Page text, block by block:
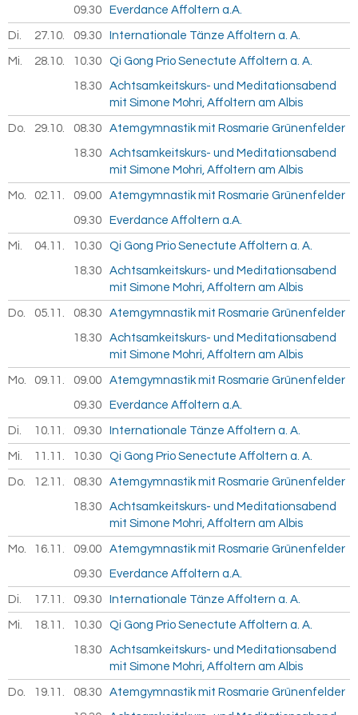
09.30 Everdance Affoltern a.A.
Di. 27.10. 2026
09.30 Internationale Tänze Affoltern a. A.
Mi. 28.10. 2026
10.30 Qi Gong Prio Senectute Affoltern a. A.
18.30
Achtsamkeitskurs- und Meditationsabend
mit Simone Mohri, Affoltern am Albis
Do. 29.10. 2026
08.30 Atemgymnastik mit Rosmarie Grünenfelder
18.30
Achtsamkeitskurs- und Meditationsabend
mit Simone Mohri, Affoltern am Albis
Mo. 02.11. 2026
09.00 Atemgymnastik mit Rosmarie Grünenfelder
09.30 Everdance Affoltern a.A.
Mi. 04.11. 2026
10.30 Qi Gong Prio Senectute Affoltern a. A.
18.30
Achtsamkeitskurs- und Meditationsabend
mit Simone Mohri, Affoltern am Albis
Do. 05.11. 2026
08.30 Atemgymnastik mit Rosmarie Grünenfelder
18.30
Achtsamkeitskurs- und Meditationsabend
mit Simone Mohri, Affoltern am Albis
Mo. 09.11. 2026
09.00 Atemgymnastik mit Rosmarie Grünenfelder
09.30 Everdance Affoltern a.A.
Di. 10.11. 2026
09.30 Internationale Tänze Affoltern a. A.
Mi. 11.11. 2026
10.30 Qi Gong Prio Senectute Affoltern a. A.
Do. 12.11. 2026
08.30 Atemgymnastik mit Rosmarie Grünenfelder
18.30
Achtsamkeitskurs- und Meditationsabend
mit Simone Mohri, Affoltern am Albis
Mo. 16.11. 2026
09.00 Atemgymnastik mit Rosmarie Grünenfelder
09.30 Everdance Affoltern a.A.
Di. 17.11. 2026
09.30 Internationale Tänze Affoltern a. A.
Mi. 18.11. 2026
10.30 Qi Gong Prio Senectute Affoltern a. A.
18.30
Achtsamkeitskurs- und Meditationsabend
mit Simone Mohri, Affoltern am Albis
Do. 19.11. 2026
08.30 Atemgymnastik mit Rosmarie Grünenfelder